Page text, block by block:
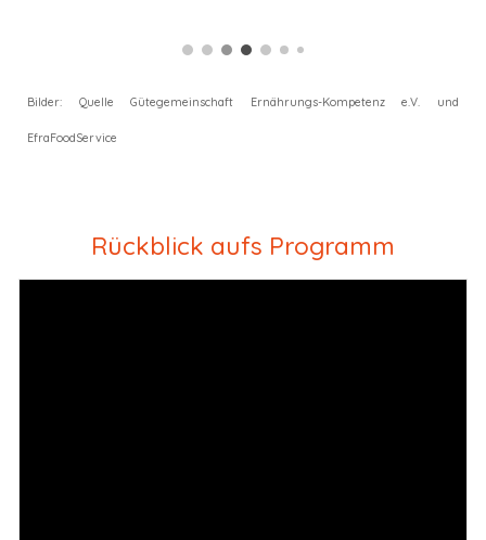
Bilder: Quelle Gütegemeinschaft Ernährungs-Kompetenz e.V. und
EfraFoodService
Rückblick aufs Programm